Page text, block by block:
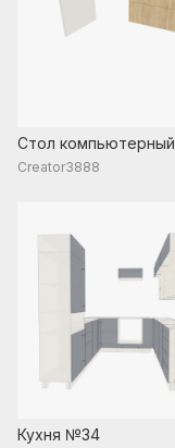
Стол компьютерный
Creator3888
Кухня №34